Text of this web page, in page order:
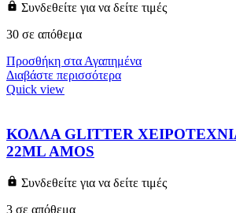
Συνδεθείτε για να δείτε τιμές
30 σε απόθεμα
Προσθήκη στα Αγαπημένα
Διαβάστε περισσότερα
Quick view
ΚΟΛΛΑ GLITTER
22ML AMOS
Συνδεθείτε για να δείτε τιμές
3 σε απόθεμα